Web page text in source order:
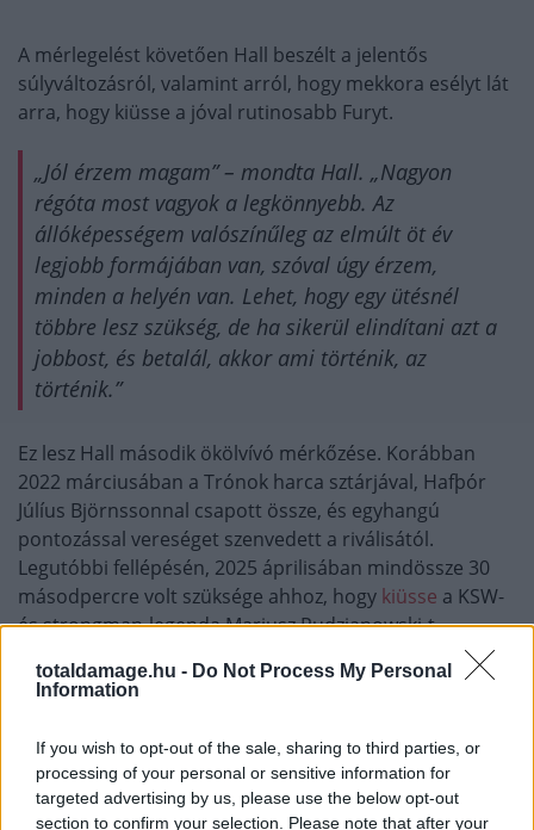
totaldamage.hu - Do Not Process My Personal
Information
If you wish to opt-out of the sale, sharing to third parties, or
processing of your personal or sensitive information for
targeted advertising by us, please use the below opt-out
section to confirm your selection. Please note that after your
A mérlegelést követően Hall beszélt a jelentős
súlyváltozásról, valamint arról, hogy mekkora esélyt lát
arra, hogy kiüsse a jóval rutinosabb Furyt.
„Jól érzem magam” – mondta Hall. „Nagyon
régóta most vagyok a legkönnyebb. Az
állóképességem valószínűleg az elmúlt öt év
legjobb formájában van, szóval úgy érzem,
minden a helyén van. Lehet, hogy egy ütésnél
többre lesz szükség, de ha sikerül elindítani azt a
jobbost, és betalál, akkor ami történik, az
történik.”
Ez lesz Hall második ökölvívó mérkőzése. Korábban
2022 márciusában a Trónok harca sztárjával, Hafþór
Júlíus Björnssonnal csapott össze, és egyhangú
pontozással vereséget szenvedett a riválisától.
Legutóbbi fellépésén, 2025 áprilisában mindössze 30
másodpercre volt szüksége ahhoz, hogy kiüsse a KSW-
és strongman-legenda Mariusz Pudzianowski-t.
Fury 11-0-s profi bokszmérleggel érkezik a manchesteri
lépve gyorsan lesöpörte Hall méretbeli előnyét, és saját
kiütéses győzelmét jósolta.